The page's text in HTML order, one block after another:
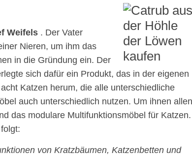
Weifels . Der Vater
Nieren, um ihm das
in die Gründung ein. Der
sich dafür ein Produkt, das in der eigenen
Katzen herum, die alle unterschiedliche
auch unterschiedlich nutzen. Um ihnen allen
das modulare Multifunktionsmöbel für Katzen.
von Kratzbäumen, Katzenbetten und